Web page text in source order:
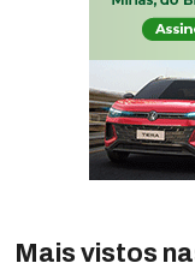
Mais vistos